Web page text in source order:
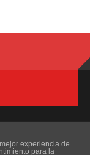
experiencia de
para la